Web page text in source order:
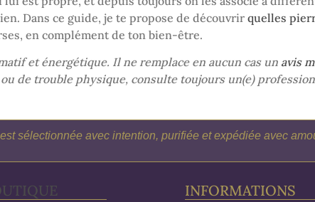
Dans ce guide, je te propose de découvrir quelles
en complément de ton bien-être.
et énergétique. Il ne remplace en aucun cas un avis
de trouble physique, consulte toujours un(e)
sélectionnée avec intention, purifiée et expédiée avec
INFORMATIONS